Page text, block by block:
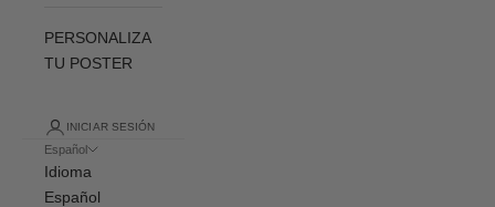
PERSONALIZA
TU POSTER
INICIAR SESIÓN
Español
Idioma
Español